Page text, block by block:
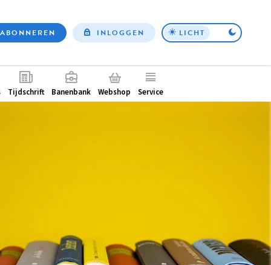
Top
ABONNEREN INLOGGEN LICHT
Tijdschrift Banenbank Webshop Service